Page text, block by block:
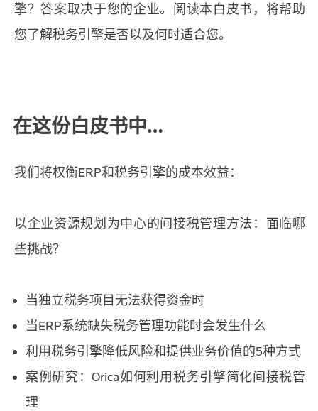
擎？答案取决于您的企业。阅读本白皮书，将帮助
您了解税务引擎是否以及何时适合您。
在这份白皮书中…
我们将权衡ERP和税务引擎的成本效益：
以企业资源规划为中心的间接税管理方法：面临哪
些挑战？
当独立税务项目无法获得资金时
当ERP系统缺失税务管理功能时会发生什么
利用税务引擎降低风险和提供业务价值的5种方式
案例研究：Orica如何利用税务引擎简化间接税管
理